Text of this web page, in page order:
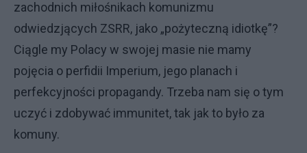
zachodnich miłośnikach komunizmu
odwiedzjących ZSRR, jako „pożyteczną idiotkę”?
Ciągle my Polacy w swojej masie nie mamy
pojęcia o perfidii Imperium, jego planach i
perfekcyjności propagandy. Trzeba nam się o tym
uczyć i zdobywać immunitet, tak jak to było za
komuny.